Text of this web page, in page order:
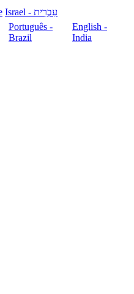
עִבְרִית - Israel
Português -
Brazil
English -
India